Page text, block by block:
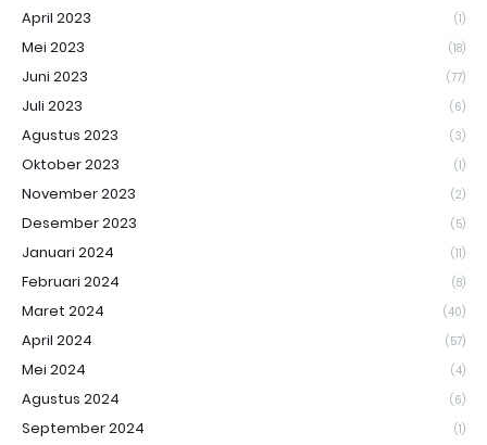
April 2023 (1)
Mei 2023 (18)
Juni 2023 (77)
Juli 2023 (6)
Agustus 2023 (3)
Oktober 2023 (1)
November 2023 (2)
Desember 2023 (5)
Januari 2024 (11)
Februari 2024 (8)
Maret 2024 (40)
April 2024 (57)
Mei 2024 (4)
Agustus 2024 (6)
September 2024 (1)